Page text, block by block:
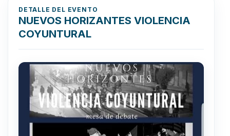
DETALLE DEL EVENTO
NUEVOS HORIZANTES VIOLENCIA
COYUNTURAL